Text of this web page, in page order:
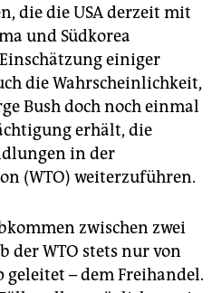
die die USA derzeit mit
und Südkorea
einiger
die Wahrscheinlichkeit,
Bush doch noch einmal
erhält, die
in der
(WTO) weiterzuführen.
zwischen zwei
der WTO stets nur von
– dem Freihandel.